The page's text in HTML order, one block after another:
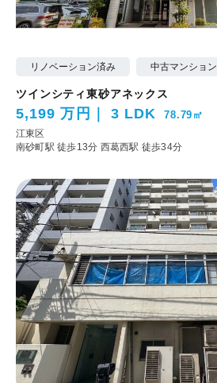
リノベーション済み 中古マンション
ツインシティ東砂アネックス
5,199 万円 3 LDK 78.79㎡
江東区
南砂町駅 徒歩13分 西葛西駅 徒歩34分